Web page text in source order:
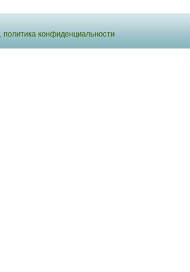
политика конфиденциальности